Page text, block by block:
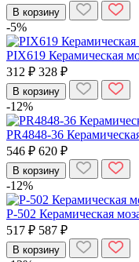
В корзину
-5%
PIX619 Керамическая
312 ₽ 328 ₽
В корзину
-12%
PR4848-36
546 ₽ 620 ₽
В корзину
-12%
P-502 Керамическая
517 ₽ 587 ₽
В корзину